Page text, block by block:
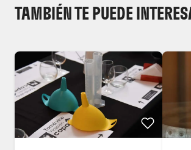
TAMBIÉN TE PUEDE